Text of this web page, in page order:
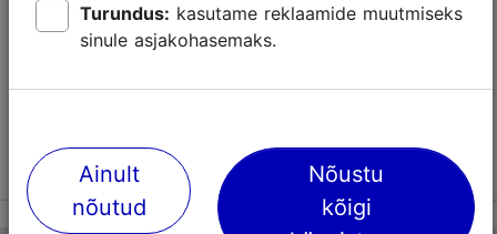
Kas teadsid, et lina on peetud eestimaalaste kullaks?
Salvesta Lemmikutesse
Loe lähemalt
Turundus:
sinule asjakohasemaks.
Ainult
nõutud
Nõustu
kõigi